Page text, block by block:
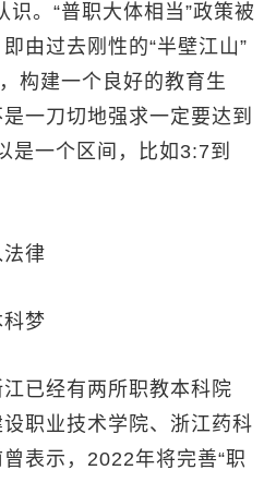
识。“普职大体相当”政策被
由过去刚性的“半壁江山”
构建一个良好的教育生
一刀切地强求一定要达到
是一个区间，比如3:7到
律
梦
已经有两所职教本科院
职业技术学院、浙江药科
表示，2022年将完善“职